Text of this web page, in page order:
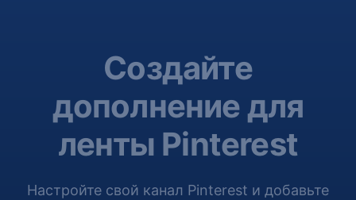
Создайте
дополнение для
ленты Pinterest
Настройте свой канал Pinterest и добавьте